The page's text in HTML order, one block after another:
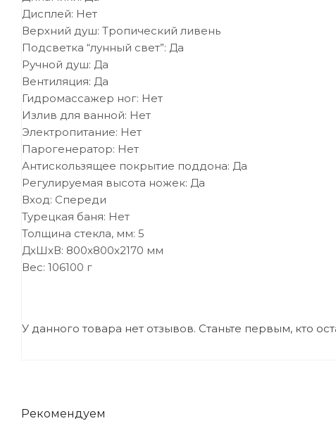
Дисплей: Нет
Верхний душ: Тропический ливень
Подсветка “лунный свет”: Да
Ручной душ: Да
Вентиляция: Да
Гидромассажер ног: Нет
Излив для ванной: Нет
Электропитание: Нет
Парогенератор: Нет
Антискользящее покрытие поддона: Да
Регулируемая высота ножек: Да
Вход: Спереди
Турецкая баня: Нет
Толщина стекла, мм: 5
ДxШxВ: 800x800x2170 мм
Вес: 106100 г
У данного товара нет отзывов. Станьте первым, кто
Рекомендуем